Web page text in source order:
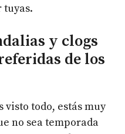
tuyas.
y clogs
de los
visto todo, estás muy
no sea temporada